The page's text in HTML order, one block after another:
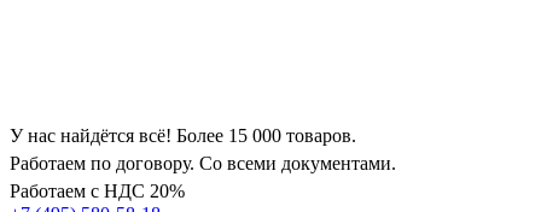
У нас найдётся всё! Более 15 000 товаров.
Работаем по договору. Со всеми документами.
Работаем с НДС 20%